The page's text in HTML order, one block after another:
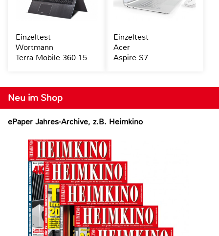
Neu im Shop
ePaper Jahres-Archive, z.B. Heimkino
Einzeltest
Wortmann
Terra Mobile 360-15
Einzeltest
Acer
Aspire S7